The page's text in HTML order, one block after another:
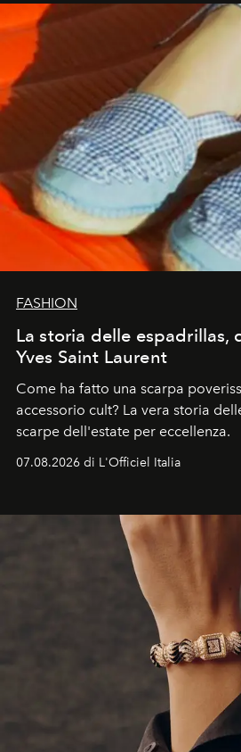
FASHION
La storia delle espadrillas,
Yves Saint Laurent
Come ha fatto una scarpa
accessorio cult? La vera storia
scarpe dell'estate per eccellenza.
07.08.2026 di L'Officiel Italia